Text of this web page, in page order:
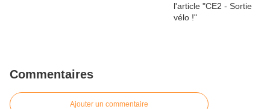
Commentaires
Ajouter un commentaire